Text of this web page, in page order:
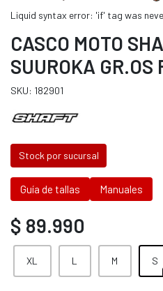
Liquid syntax error: 'if' tag was
CASCO MOTO
SUUROKA
SKU: 182901
Stock por sucursal
Guía de tallas Manuales
$ 89.990
XL L M S